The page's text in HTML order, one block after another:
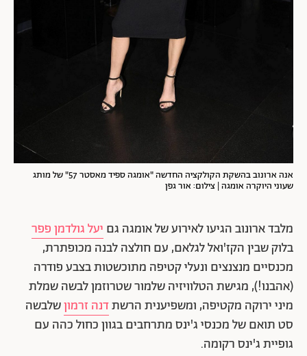
אנה ארונוב בהשקת הקולקציה החדשה "אומגה ספיד מאסטר 57" של מותג
שעוני היוקרה אומגה | צילום: אור גפן
מלבד ארונוב הגיעו לאירוע של אומגה גם יעל גולדמן פפר
בלוק שבין הקז'ואל לגלאם, עם חולצה לבנה מכופתרת,
מכנסיים מנצנצים ונעלי קטיפה מתוכשטות בצבע פודרה
(אהבנו!), מגישת הטלוויזיה שלמור שטרוזמן לבשה שמלת
מיני ירוקה מקטיפה, ומשפיענית הרשתדנה זרמוןשלבשה
סט תואם של מכנסי ג'ינס מתרחבים בגוון כחול כהה עם
גופיית ג'ינס רקומה.